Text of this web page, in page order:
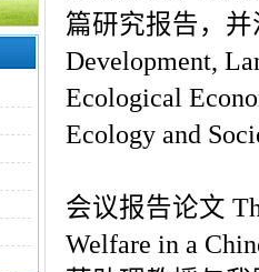
篇研究报告，
Development,
Ecological
Ecology and
会议报告论文
Welfare in a